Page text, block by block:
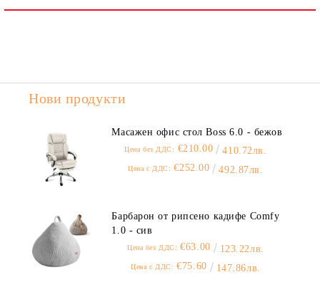
Нови продукти
Масажен офис стол Boss 6.0 - бежов
Цена без ДДС: €210.00 410.72лв.
Цена с ДДС: €252.00 492.87лв.
Барбарон от рипсено кадифе Comfy
1.0 - сив
Цена без ДДС: €63.00 123.22лв.
Цена с ДДС: €75.60 147.86лв.